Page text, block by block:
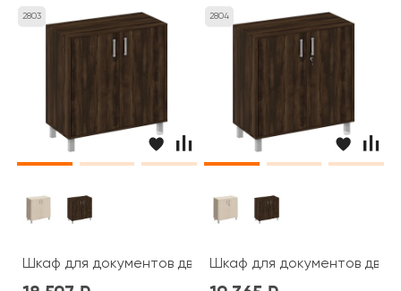
2803
Шкаф для документов две глухие двери без замка
2804
Шкаф для документов две